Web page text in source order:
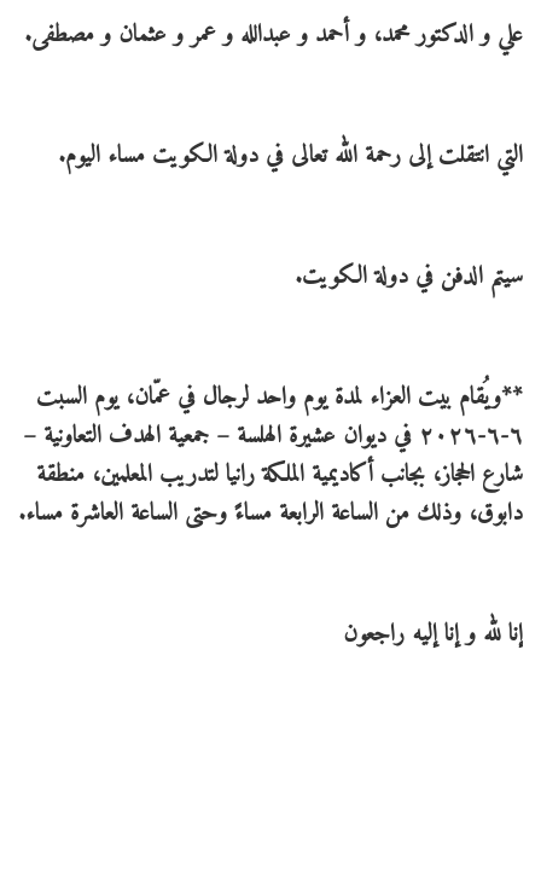
علي و الدكتور محمد، و أحمد و عبدالله و عمر و عثمان و مصطفى.
التي انتقلت إلى رحمة الله تعالى في دولة الكويت مساء اليوم.
سيتم الدفن في دولة الكويت.
**ويُقام بيت العزاء لمدة يوم واحد لرجال في عمّان، يوم السبت
٦-٦-٢٠٢٦ في ديوان عشيرة الهلسة – جمعية الهدف التعاونية –
شارع الحجاز، بجانب أكاديمية الملكة رانيا لتدريب المعلمين، منطقة
دابوق، وذلك من الساعة الرابعة مساءً وحتى الساعة العاشرة مساء.
إنا لله و إنا إليه راجعون